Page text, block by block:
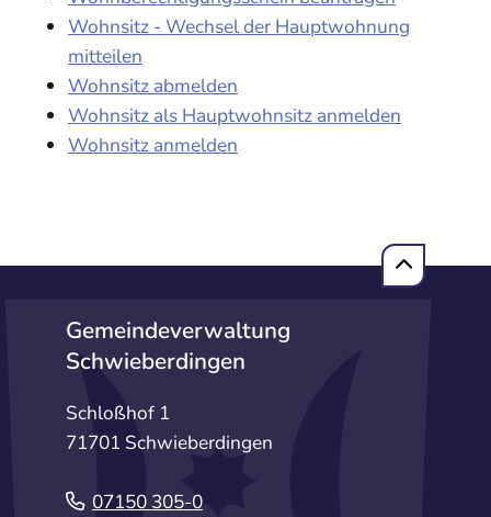
Wohnsitz - Wechsel der Hauptwohnung
mitteilen
Wohnsitz abmelden
Wohnsitz als Hauptwohnsitz anmelden
Wohnsitz anmelden
Gemeindeverwaltung
Schwieberdingen
Schloßhof 1
71701 Schwieberdingen
07150 305-0